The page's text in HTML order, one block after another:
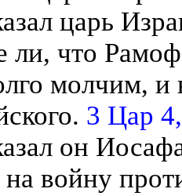
царь
ли, что
молчим, и
3 Цар
он
войну